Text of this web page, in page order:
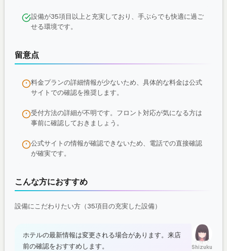
設備が35項目以上と充実しており、手ぶらでも快適に過ご
せる環境です。
留意点
料金プランの詳細情報が少ないため、具体的な料金は公式
サイトでの確認を推奨します。
受付方法の詳細が不明です。フロント対応が気になる方は
事前に確認しておきましょう。
公式サイトの情報が確認できないため、電話での直接確認
が確実です。
こんな方におすすめ
設備にこだわりたい方（35項目の充実した設備）
Shizuku
ホテルの最新情報は変更される場合があります。来店
前の確認をおすすめします。